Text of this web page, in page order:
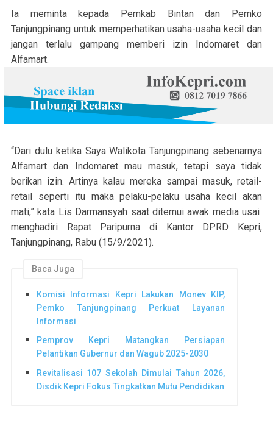
Ia meminta kepada Pemkab Bintan dan Pemko
Tanjungpinang untuk memperhatikan usaha-usaha kecil dan
jangan terlalu gampang memberi izin Indomaret dan
Alfamart.
“Dari dulu ketika Saya Walikota Tanjungpinang sebenarnya
Alfamart dan Indomaret mau masuk, tetapi saya tidak
berikan izin. Artinya kalau mereka sampai masuk, retail-
retail seperti itu maka pelaku-pelaku usaha kecil akan
mati,” kata Lis Darmansyah saat ditemui awak media usai
menghadiri Rapat Paripurna di Kantor DPRD Kepri,
Tanjungpinang, Rabu (15/9/2021).
Baca Juga
Komisi Informasi Kepri Lakukan Monev KIP,
Pemko Tanjungpinang Perkuat Layanan
Informasi
Pemprov Kepri Matangkan Persiapan
Pelantikan Gubernur dan Wagub 2025-2030
Revitalisasi 107 Sekolah Dimulai Tahun 2026,
Disdik Kepri Fokus Tingkatkan Mutu Pendidikan